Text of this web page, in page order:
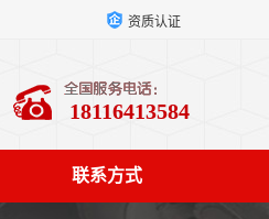
资质认证
18116413584
联系方式